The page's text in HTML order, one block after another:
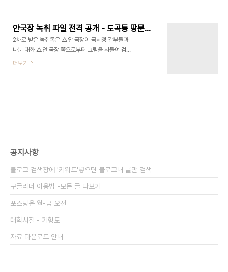
되지 않았고, 이후 이명박 대통령의 차명 보유 의혹이
추가된..
장을 밝혔다죠? [리포트] 한상률 전 국세청장은 뉴욕
특파원들과 만나, 안 국장 주장 등 자신을 둘러싼 각
종 의혹에 대해 전면 부인했습니다. 한 전 청장은 현
재로선 귀국할 계획이 없지만,필요하다면 언제든 귀
국할 것이라며 그러나, 여론에 등떠밀려서 가지는 않
전 국장에게 3억 원을 요구했다는 안 씨의 부인 홍혜
안국장 녹취 파일 전격 공개 - 도곡동 땅문제도 터지나? - 펌
2차로 받은 녹취록은 △안 국장이 국세청 간부들과
나눈 대화 △안 국장 쪽으로부터 그림을 사들여 검찰
조사를 받은 업체 관계자들과의 통화 △태광실업의
대통령의 죽음과 깊이 관련된 박연차 전 태광실업 회
쪽은 한 전 청장이 지난해 태광실업의 베트남 현지..
더보기
공지사항
블로그 검색창에 '키워드'넣으면 블로그내 글만 검색
구글리더 이용법 -모든 글 다보기
포스팅은 월-금 오전
대학시절 - 기형도
자료 다운로드 안내